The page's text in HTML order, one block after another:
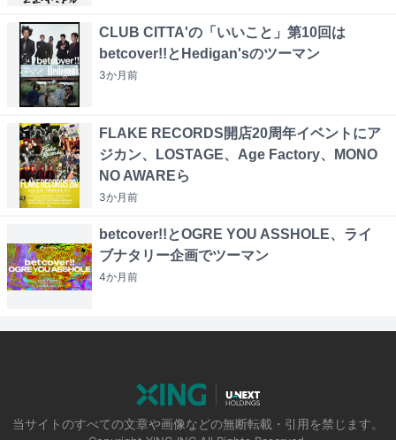
CLUB CITTA'の「いいこと」第10回は
betcover!!とHedigan'sのツーマン
3か月前
FLAKE RECORDS開店20周年イベントにア
ジカン、LOSTAGE、Age Factory、MONO
NO AWAREら
3か月前
betcover!!とOGRE YOU ASSHOLE、ライ
ブナタリー企画でツーマン
4か月前
当サイトのすべての文章や画像などの無断転載・引用を禁じます。